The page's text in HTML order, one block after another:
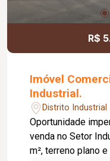
R$
Imóvel
Industrial.
Distrito Industrial
Oportunidade imperdível! Imóvel
venda no Setor
m², terreno plano